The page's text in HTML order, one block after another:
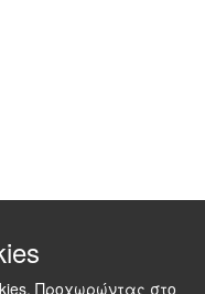
Προχωρώντας στο